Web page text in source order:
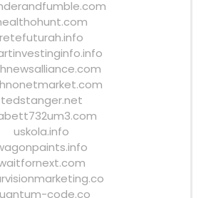
retefuturah.info
tedstanger.net
uskola.info
code.co